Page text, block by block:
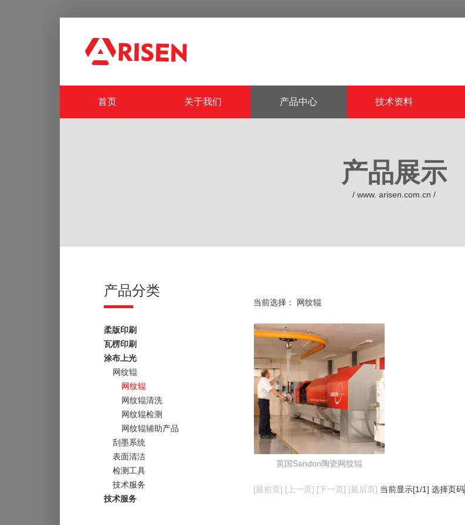
首页 关于我们 产品中心 技术资料
产品展示
/ www. arisen.com.cn /
产品分类
当前选择： 网纹辊
柔版印刷
瓦楞印刷
涂布上光
网纹辊
网纹辊
网纹辊清洗
网纹辊检测
网纹辊辅助产品
刮墨系统
表面清洁
检测工具
技术服务
技术服务
英国Sandon陶瓷网纹辊
[最前页] [上一页] [下一页] [最后页] 当前显示[1/1] 选择页码